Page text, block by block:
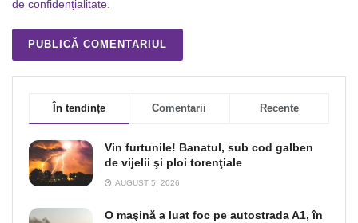
de confidențialitate.
În tendințe Comentarii Recente
Vin furtunile! Banatul, sub cod galben
de vijelii şi ploi torenţiale
AUGUST 5, 2026
O maşină a luat foc pe autostrada A1, în